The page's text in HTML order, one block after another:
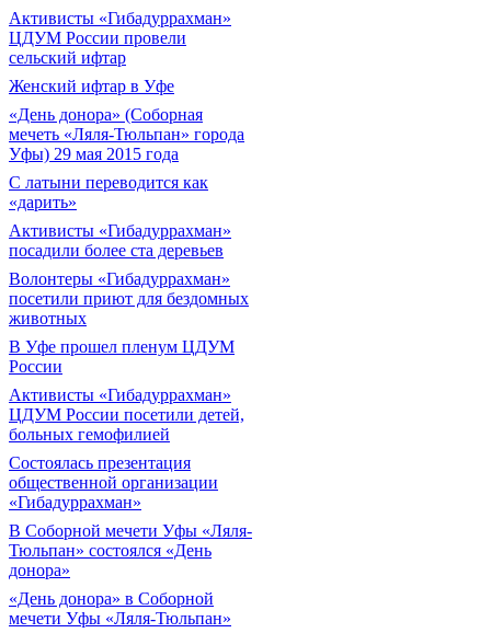
Активисты «Гибадуррахман»
ЦДУМ России провели
сельский ифтар
Женский ифтар в Уфе
«День донора» (Соборная
мечеть «Ляля-Тюльпан» города
Уфы) 29 мая 2015 года
С латыни переводится как
«дарить»
Активисты «Гибадуррахман»
посадили более ста деревьев
Волонтеры «Гибадуррахман»
посетили приют для бездомных
животных
В Уфе прошел пленум ЦДУМ
России
Активисты «Гибадуррахман»
ЦДУМ России посетили детей,
больных гемофилией
Состоялась презентация
общественной организации
«Гибадуррахман»
В Соборной мечети Уфы «Ляля-
Тюльпан» состоялся «День
донора»
«День донора» в Соборной
мечети Уфы «Ляля-Тюльпан»